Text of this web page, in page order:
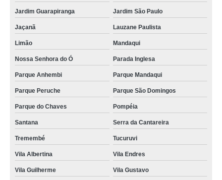
bem casado para casamento preço Sumaré
bem casado embalagem Parada Inglesa
bem casado de lembrancinha José Bonifácio
quanto custa lembrancinha de bem casado Cidade Tiradentes
bem casado doce Santo Amaro
bem casado doce valores Vila Esperança
onde encontro bem casado casamento Bragança Paulista
quanto custa bem casado de lembrancinha Parque do Carmo
Jardim Guarapiranga Jardim São Paulo
Jaçanã Lauzane Paulista
Limão Mandaqui
Nossa Senhora do Ó Parada Inglesa
Parque Anhembi Parque Mandaqui
Parque Peruche Parque São Domingos
Parque do Chaves Pompéia
Santana Serra da Cantareira
Tremembé Tucuruvi
Vila Albertina Vila Endres
Vila Guilherme Vila Gustavo